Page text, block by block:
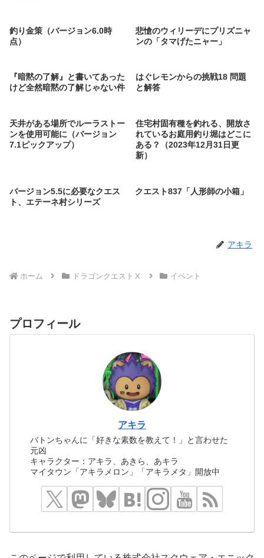
釣り金策（バージョン6.0時
点）
悲愴のウィリーデにプリズニャ
ンの「タマげたニャー」
『暗黙の了解』と書いてあった
けど全然暗黙の了解じゃない件
はぐレモンからの挑戦18 問題
と解答
天井がある場所でルーラストー
ンを使用可能に（バージョン
7.1ピックアップ）
住宅村固有種を釣れる、開放さ
れているお庭用釣り堀はどこに
ある？（2023年12月31日更
新）
バージョン5.5に必要なクエス
ト、エテーネ村シリーズ
クエスト837「人形師の小箱」
アキラ
ホーム ドラゴンクエストⅩ イベント
プロフィール
アキラ
バトンちゃんに「好きな素数を教えて！」と言わせた
元凶
キャラクター：アキラ、あきら、あキラ
マイタウン「アキラメロン」「アキラメタ」開放中